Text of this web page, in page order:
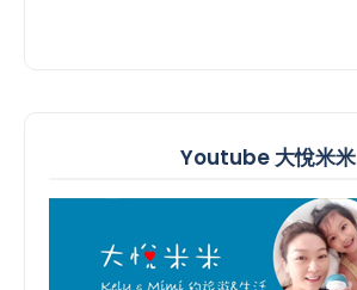
Youtube 大悅米米